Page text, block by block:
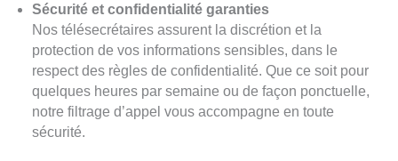
Sécurité et confidentialité garanties
Nos télésecrétaires assurent la discrétion et la
protection de vos informations sensibles, dans le
respect des règles de confidentialité. Que ce soit pour
quelques heures par semaine ou de façon ponctuelle,
notre filtrage d’appel vous accompagne en toute
sécurité.